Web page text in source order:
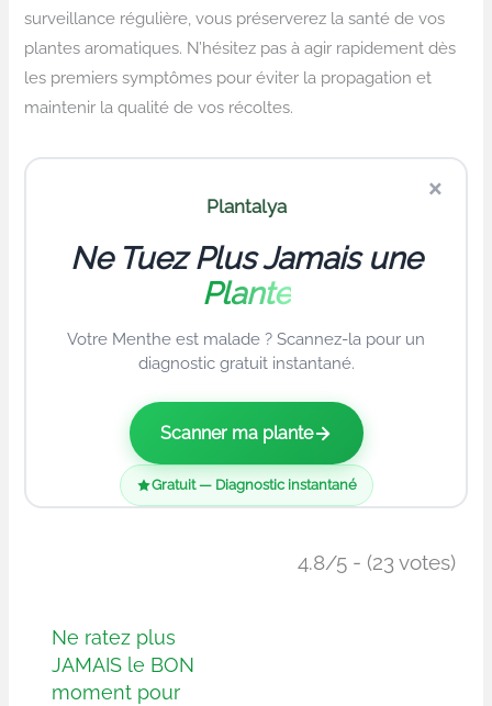
surveillance régulière, vous préserverez la santé de vos
plantes aromatiques. N’hésitez pas à agir rapidement dès
les premiers symptômes pour éviter la propagation et
maintenir la qualité de vos récoltes.
×
Plantalya
Ne Tuez Plus Jamais une
Plante
Votre Menthe est malade ? Scannez-la pour un
diagnostic gratuit instantané.
Scanner ma plante
Gratuit — Diagnostic instantané
4.8/5 - (23 votes)
Ne ratez plus
JAMAIS le BON
moment pour